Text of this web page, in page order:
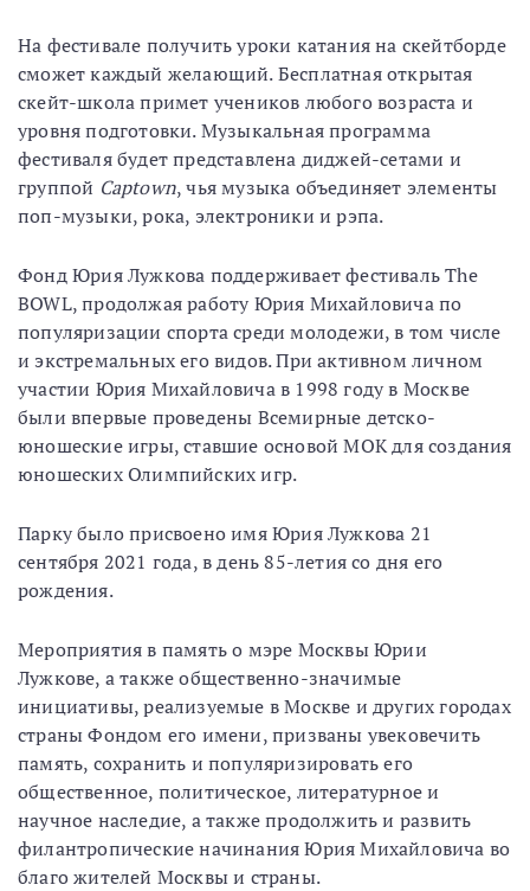
На фестивале получить уроки катания на скейтборде
сможет каждый желающий. Бесплатная открытая
скейт-школа примет учеников любого возраста и
уровня подготовки. Музыкальная программа
фестиваля будет представлена диджей-сетами и
группой Captown, чья музыка объединяет элементы
поп-музыки, рока, электроники и рэпа.
Фонд Юрия Лужкова поддерживает фестиваль The
BOWL, продолжая работу Юрия Михайловича по
популяризации спорта среди молодежи, в том числе
и экстремальных его видов. При активном личном
участии Юрия Михайловича в 1998 году в Москве
были впервые проведены Всемирные детско-
юношеские игры, ставшие основой МОК для создания
юношеских Олимпийских игр.
Парку было присвоено имя Юрия Лужкова 21
сентября 2021 года, в день 85-летия со дня его
рождения.
Мероприятия в память о мэре Москвы Юрии
Лужкове, а также общественно-значимые
инициативы, реализуемые в Москве и других городах
страны Фондом его имени, призваны увековечить
память, сохранить и популяризировать его
общественное, политическое, литературное и
научное наследие, а также продолжить и развить
филантропические начинания Юрия Михайловича во
благо жителей Москвы и страны.